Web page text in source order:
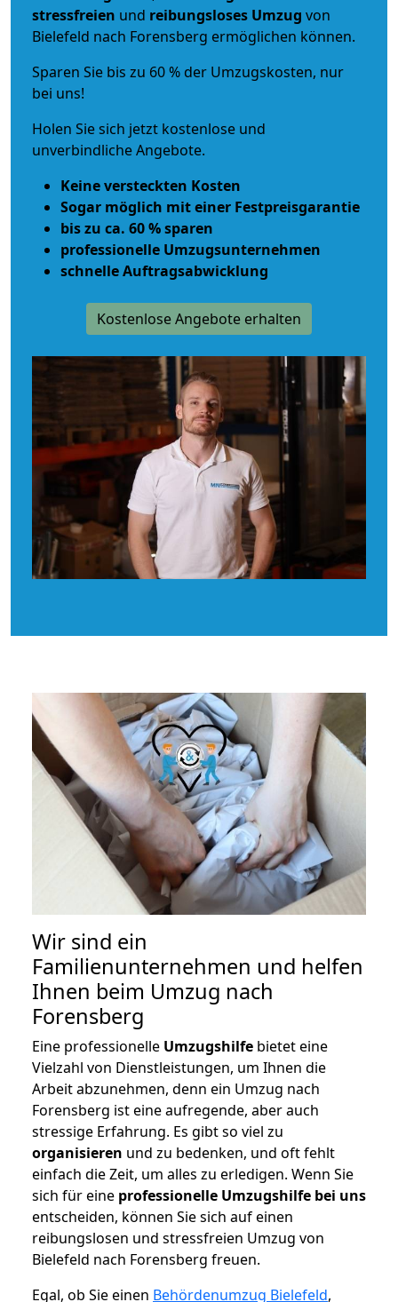
stressfreien und reibungsloses Umzug von
Bielefeld nach Forensberg ermöglichen können.
Sparen Sie bis zu 60 % der Umzugskosten, nur
bei uns!
Holen Sie sich jetzt kostenlose und
unverbindliche Angebote.
Keine versteckten Kosten
Sogar möglich mit einer Festpreisgarantie
bis zu ca. 60 % sparen
professionelle Umzugsunternehmen
schnelle Auftragsabwicklung
Kostenlose Angebote erhalten
Wir sind ein
Familienunternehmen und helfen
Ihnen beim Umzug nach
Forensberg
Eine professionelle Umzugshilfe bietet eine
Vielzahl von Dienstleistungen, um Ihnen die
Arbeit abzunehmen, denn ein Umzug nach
Forensberg ist eine aufregende, aber auch
stressige Erfahrung. Es gibt so viel zu
organisieren und zu bedenken, und oft fehlt
einfach die Zeit, um alles zu erledigen. Wenn Sie
sich für eine professionelle Umzugshilfe bei uns
entscheiden, können Sie sich auf einen
reibungslosen und stressfreien Umzug von
Bielefeld nach Forensberg freuen.
Egal, ob Sie einen Behördenumzug Bielefeld,